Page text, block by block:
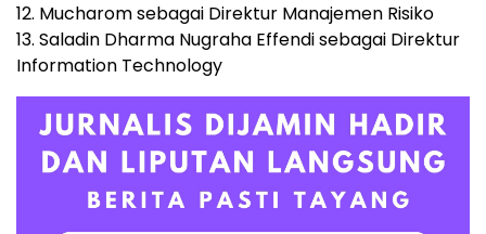
12. Mucharom sebagai Direktur Manajemen Risiko
13. Saladin Dharma Nugraha Effendi sebagai Direktur
Information Technology